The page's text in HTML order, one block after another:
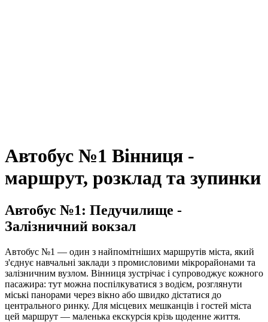
Автобус №1 Вінниця -
маршрут, розклад та зупинки
Автобус №1: Педучилище -
Залізничний вокзал
Автобус №1 — один з найпомітніших маршрутів міста, який
з'єднує навчальні заклади з промисловими мікрорайонами та
залізничним вузлом. Вінниця зустрічає і супроводжує кожного
пасажира: тут можна поспілкуватися з водієм, розглянути
міські панорами через вікно або швидко дістатися до
центрального ринку. Для місцевих мешканців і гостей міста
цей маршрут — маленька екскурсія крізь щоденне життя.